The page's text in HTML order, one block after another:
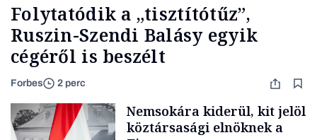
Folytatódik a „tisztítótűz”,
Ruszin-Szendi Balásy egyik
cégéről is beszélt
Forbes 2 perc
Nemsokára kiderül, kit jelöl
köztársasági elnöknek a